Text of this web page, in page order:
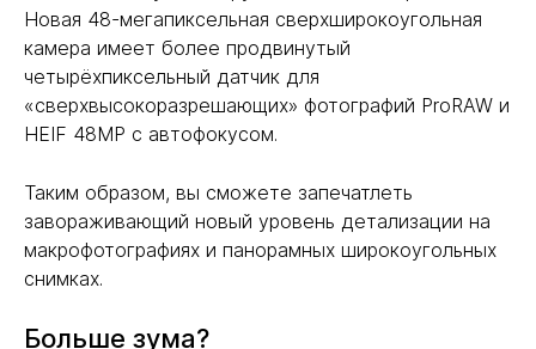
Новая 48-мегапиксельная сверхширокоугольная
камера имеет более продвинутый
четырёхпиксельный датчик для
«сверхвысокоразрешающих» фотографий ProRAW и
HEIF 48MP с автофокусом.
Таким образом, вы сможете запечатлеть
завораживающий новый уровень детализации на
макрофотографиях и панорамных широкоугольных
снимках.
Больше зума?